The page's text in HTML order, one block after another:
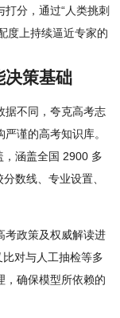
分，通过“人类挑刺
度上持续逼近专家的
决策基础
据不同，夸克高考志
谨的高考知识库。
涵盖全国 2900 多
数线、专业设置、
考政策及权威解读进
对与人工抽检等多
，确保模型所依赖的